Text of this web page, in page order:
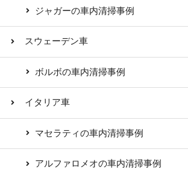
ジャガーの車内清掃事例
スウェーデン車
ボルボの車内清掃事例
イタリア車
マセラティの車内清掃事例
アルファロメオの車内清掃事例